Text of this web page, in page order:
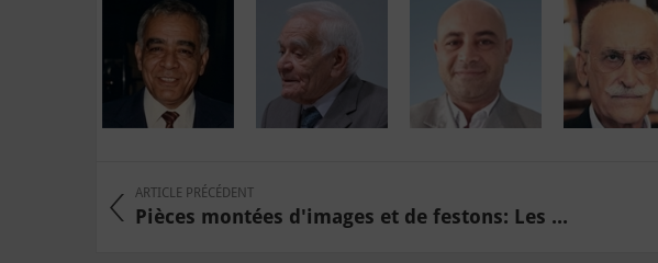
ARTICLE PRÉCÉDENT
Pièces montées d'images et de festons: Les ...